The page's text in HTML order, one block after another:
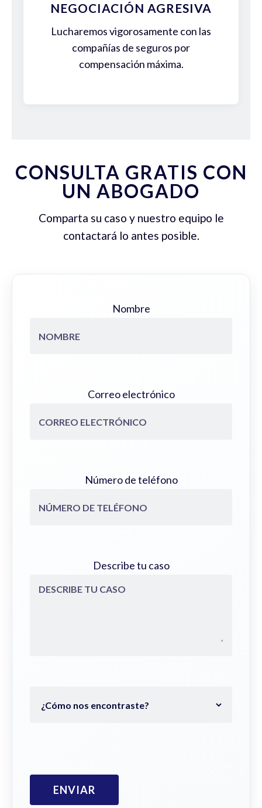
NEGOCIACIÓN AGRESIVA
Lucharemos vigorosamente con las
compañías de seguros por
compensación máxima.
CONSULTA GRATIS CON
UN ABOGADO
Comparta su caso y nuestro equipo le
contactará lo antes posible.
Nombre
Correo electrónico
Número de teléfono
Describe tu caso